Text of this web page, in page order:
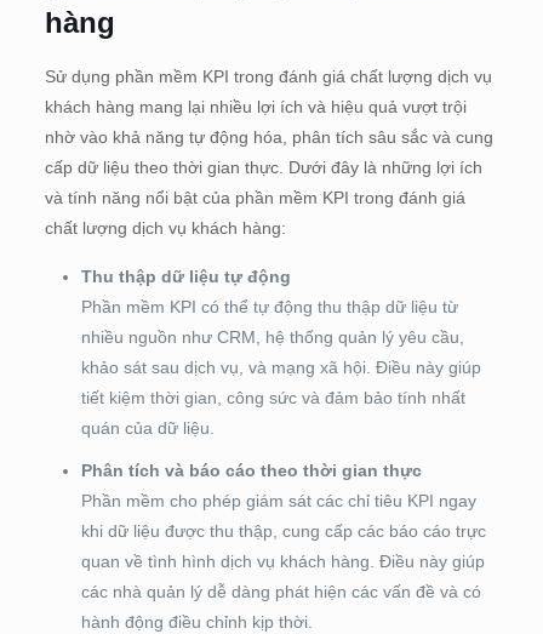
hàng
Sử dụng phần mềm KPI trong đánh giá chất lượng dịch vụ
khách hàng mang lại nhiều lợi ích và hiệu quả vượt trội
nhờ vào khả năng tự động hóa, phân tích sâu sắc và cung
cấp dữ liệu theo thời gian thực. Dưới đây là những lợi ích
và tính năng nổi bật của phần mềm KPI trong đánh giá
chất lượng dịch vụ khách hàng:
Thu thập dữ liệu tự động
Phần mềm KPI có thể tự động thu thập dữ liệu từ
nhiều nguồn như CRM, hệ thống quản lý yêu cầu,
khảo sát sau dịch vụ, và mạng xã hội. Điều này giúp
tiết kiệm thời gian, công sức và đảm bảo tính nhất
quán của dữ liệu.
Phân tích và báo cáo theo thời gian thực
Phần mềm cho phép giám sát các chỉ tiêu KPI ngay
khi dữ liệu được thu thập, cung cấp các báo cáo trực
quan về tình hình dịch vụ khách hàng. Điều này giúp
các nhà quản lý dễ dàng phát hiện các vấn đề và có
hành động điều chỉnh kịp thời.